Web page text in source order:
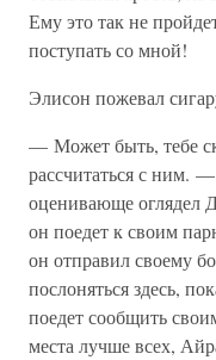
Ему это так не
поступать со мной!
Элисон пожевал
— Может быть, тебе
рассчитаться с ним.
оценивающе оглядел
он поедет к своим
он отправил своему
послоняться здесь,
поедет сообщить
места лучше всех,